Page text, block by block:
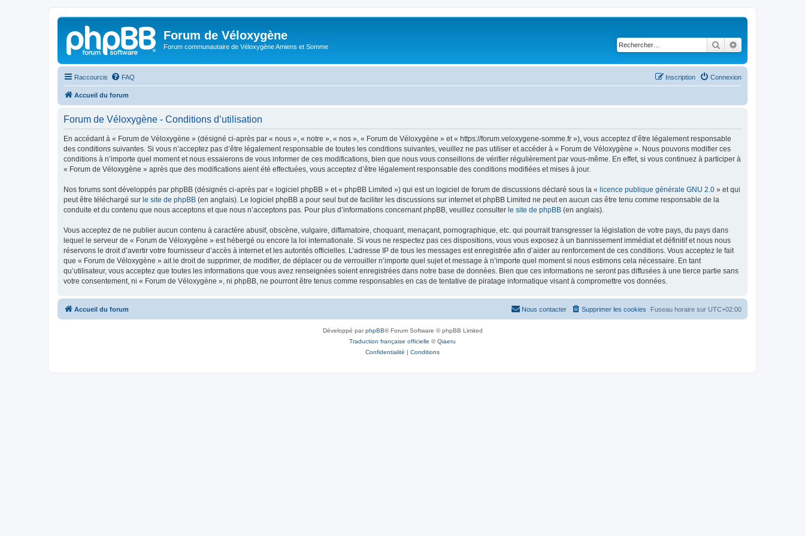
Forum de Véloxygène
Forum communautaire de Véloxygène Amiens et Somme Rechercher
Raccourcis FAQ Connexion
Inscription
Accueil du forum
Forum de Véloxygène - Conditions d’utilisation
En accédant à « Forum de Véloxygène » (désigné ci-après par « nous », « notre », « nos », « Forum de Véloxygène » et « https://forum.veloxygene-somme.fr »), vous acceptez d’être légalement responsable
des conditions suivantes. Si vous n’acceptez pas d’être légalement responsable de toutes les conditions suivantes, veuillez ne pas utiliser et accéder à « Forum de Véloxygène ». Nous pouvons modifier ces
conditions à n’importe quel moment et nous essaierons de vous informer de ces modifications, bien que nous vous conseillons de vérifier régulièrement par vous-même. En effet, si vous continuez à participer à
« Forum de Véloxygène » après que des modifications aient été effectuées, vous acceptez d’être légalement responsable des conditions modifiées et mises à jour.
Nos forums sont développés par phpBB (désignés ci-après par « logiciel phpBB » et « phpBB Limited ») qui est un logiciel de forum de discussions déclaré sous la « licence publique générale GNU 2.0 » et qui
peut être téléchargé sur le site de phpBB (en anglais). Le logiciel phpBB a pour seul but de faciliter les discussions sur internet et phpBB Limited ne peut en aucun cas être tenu comme responsable de la
conduite et du contenu que nous acceptons et que nous n’acceptons pas. Pour plus d’informations concernant phpBB, veuillez consulter le site de phpBB (en anglais).
Vous acceptez de ne publier aucun contenu à caractère abusif, obscène, vulgaire, diffamatoire, choquant, menaçant, pornographique, etc. qui pourrait transgresser la législation de votre pays, du pays dans
lequel le serveur de « Forum de Véloxygène » est hébergé ou encore la loi internationale. Si vous ne respectez pas ces dispositions, vous vous exposez à un bannissement immédiat et définitif et nous nous
réservons le droit d’avertir votre fournisseur d’accès à internet et les autorités officielles. L’adresse IP de tous les messages est enregistrée afin d’aider au renforcement de ces conditions. Vous acceptez le fait
que « Forum de Véloxygène » ait le droit de supprimer, de modifier, de déplacer ou de verrouiller n’importe quel sujet et message à n’importe quel moment si nous estimons cela nécessaire. En tant
qu’utilisateur, vous acceptez que toutes les informations que vous avez renseignées soient enregistrées dans notre base de données. Bien que ces informations ne seront pas diffusées à une tierce partie sans
votre consentement, ni « Forum de Véloxygène », ni phpBB, ne pourront être tenus comme responsables en cas de tentative de piratage informatique visant à compromettre vos données.
Accueil du forum Fuseau horaire sur UTC+02:00
Supprimer les cookies
Nous contacter
Développé parphpBB® Forum Software © phpBB Limited
Traduction française officielle ©Qiaeru
Confidentialité | Conditions